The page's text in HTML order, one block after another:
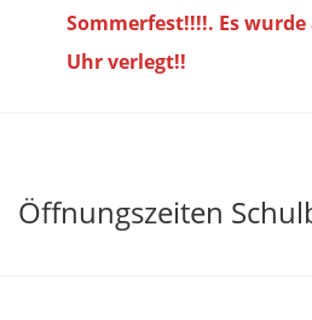
Sommerfest!!!!. Es wurde
Uhr verlegt!!
Öffnungszeiten